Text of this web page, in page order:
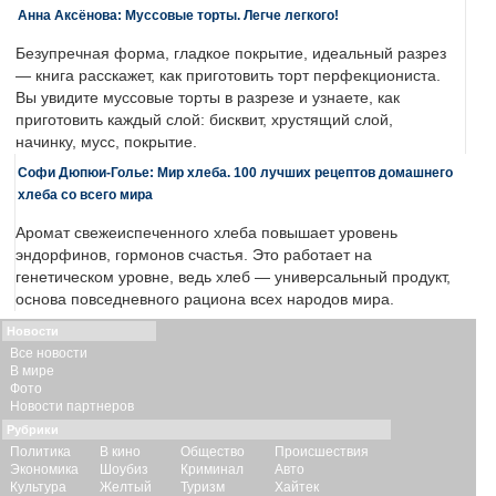
Анна Аксёнова: Муссовые торты. Легче легкого!
Безупречная форма, гладкое покрытие, идеальный разрез
— книга расскажет, как приготовить торт перфекциониста.
Вы увидите муссовые торты в разрезе и узнаете, как
приготовить каждый слой: бисквит, хрустящий слой,
начинку, мусс, покрытие.
Софи Дюпюи-Голье: Мир хлеба. 100 лучших рецептов домашнего
хлеба со всего мира
Аромат свежеиспеченного хлеба повышает уровень
эндорфинов, гормонов счастья. Это работает на
генетическом уровне, ведь хлеб — универсальный продукт,
основа повседневного рациона всех народов мира.
Новости
Все новости
В мире
Фото
Новости партнеров
Рубрики
Политика
Экономика
Культура
В кино
Шоубиз
Желтый
Общество
Криминал
Туризм
Происшествия
Авто
Хайтек